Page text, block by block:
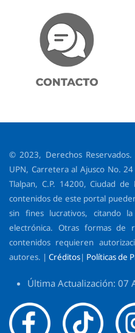
© 2023, Derechos Reservados.
UPN, Carretera al Ajusco No.
Tlalpan, C.P. 14200, Ciudad
contenidos de este portal
sin fines lucrativos, citando
electrónica. Otras formas de
contenidos requieren
autores. | Créditos| Políticas de
Última Actualización: 07